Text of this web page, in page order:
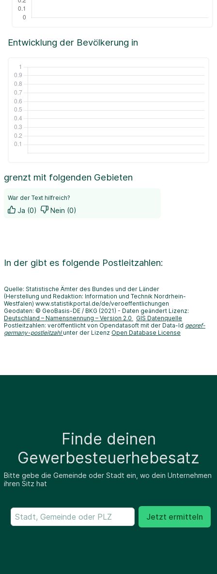
Entwicklung der Bevölkerung in
grenzt mit folgenden Gebieten
War der Text hilfreich?
Ja (0) Nein (0)
In der gibt es folgende Postleitzahlen:
Quelle: Statistische Ämter des Bundes und der Länder
(Herstellung und Redaktion: Information und Technik Nordrhein-
Westfalen) www.statistikportal.de/de/veroeffentlichungen
Geodaten: © GeoBasis-DE / BKG (2021) - Daten geändert Lizenz:
Deutschland – Namensnennung – Version 2.0
GIS Datenquelle
Postleitzahlen: veröffentlicht von Opendatasoft mit der Data-Id georef-
germany-postleitzahl unter der Lizenz Open Database License
Finde deinen
Gewerbesteuerhebesatz
Bitte gebe die Gemeinde oder Stadt ein, wo dein Unternehmen
ihren Sitz hat
Jetzt ermitteln